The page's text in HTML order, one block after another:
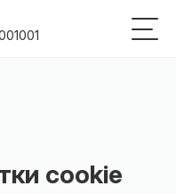
cookie